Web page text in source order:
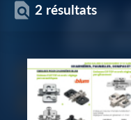
2 résultats